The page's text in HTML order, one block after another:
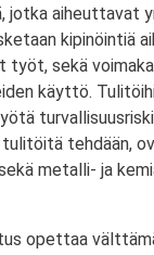
jotka aiheuttavat
kipinöintiä
työt, sekä
käyttö.
tulitöitä tehdään,
metalli- ja
opettaa